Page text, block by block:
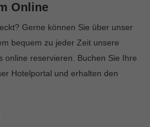
Online
Gerne können Sie über unser
bequem zu jeder Zeit unsere
online reservieren. Buchen Sie Ihre
Hotelportal und erhalten den